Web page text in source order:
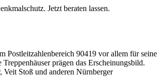
Jetzt beraten lassen.
Postleitzahlenbereich 90419 vor allem für seine
prägen das Erscheinungsbild.
Stoß und anderen Nürnberger